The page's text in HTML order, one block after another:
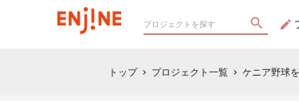
トップ chevron_right プロジェクト一覧 chevron_right ケニア野球